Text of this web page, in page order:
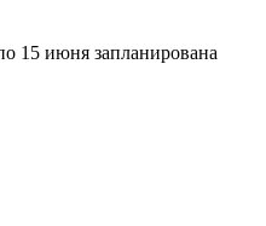
15 июня запланирована